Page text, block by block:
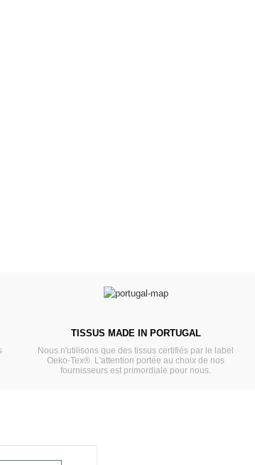
TISSUS MADE IN PORTUGAL
Nous n'utilisons que des tissus certifiés par le label
Oeko-Tex®. L'attention portée au choix de nos
fournisseurs est primordiale pour nous.